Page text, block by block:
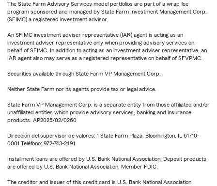
The State Farm Advisory Services model portfolios are part of a wrap fee
program sponsored and managed by State Farm Investment Management Corp.
(SFIMC) a registered investment advisor.
An SFIMC investment adviser representative (IAR) agent is acting as an
investment adviser representative only when providing advisory services on
behalf of SFIMC. In addition to acting as an investment adviser representative, an
IAR agent also may serve as a registered representative on behalf of SFVPMC.
Securities available through State Farm VP Management Corp.
Neither State Farm nor its agents provide tax or legal advice.
State Farm VP Management Corp. is a separate entity from those affiliated and/or
unaffiliated entities which provide advisory services, banking and insurance
products. AP2025/02/0260
Dirección del supervisor de valores: 1 State Farm Plaza, Bloomington, IL 61710-
0001 Teléfono: 972-743-2491
Installment loans are offered by U.S. Bank National Association. Deposit products
are offered by U.S. Bank National Association. Member FDIC.
The creditor and issuer of this credit card is U.S. Bank National Association,